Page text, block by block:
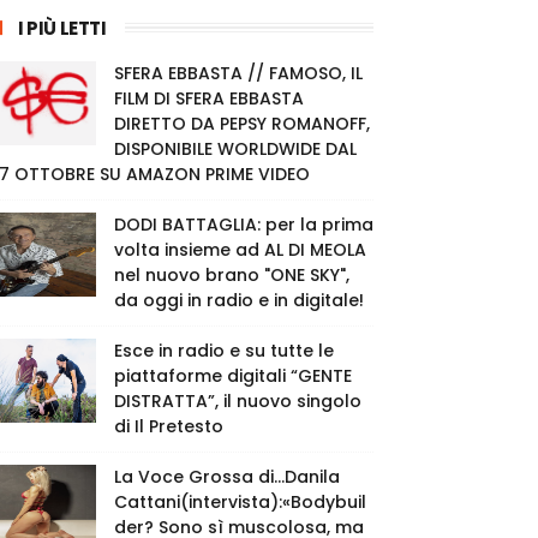
I PIÙ LETTI
SFERA EBBASTA // FAMOSO, IL
FILM DI SFERA EBBASTA
DIRETTO DA PEPSY ROMANOFF,
DISPONIBILE WORLDWIDE DAL
OTTOBRE SU AMAZON PRIME VIDEO
DODI BATTAGLIA: per la prima
volta insieme ad AL DI MEOLA
nel nuovo brano "ONE SKY",
da oggi in radio e in digitale!
Esce in radio e su tutte le
piattaforme digitali “GENTE
DISTRATTA”, il nuovo singolo
di Il Pretesto
La Voce Grossa di…Danila
Cattani(intervista):«Bodybuil
der? Sono sì muscolosa, ma